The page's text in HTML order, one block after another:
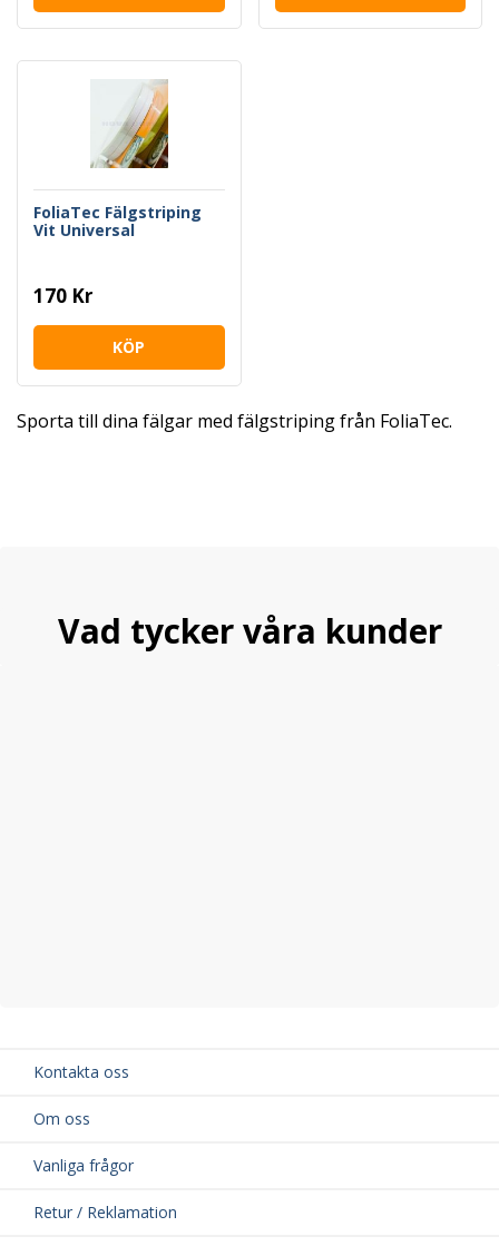
FoliaTec Fälgstriping
Vit Universal
170 Kr
KÖP
Sporta till dina fälgar med fälgstriping från FoliaTec.
Vad tycker våra kunder
Kontakta oss
Om oss
Vanliga frågor
Retur / Reklamation